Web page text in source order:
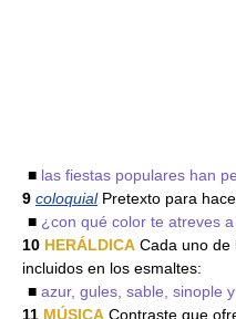
■ las fiestas populares han
9 coloquialPretexto para
■ ¿con qué color te atreves
10 HERÁLDICA Cada uno de
incluidos en los esmaltes:
■ azur, gules, sable, sinople
11 MÚSICA Contraste que